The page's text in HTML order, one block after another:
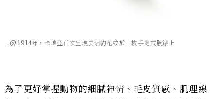
_@ 1914年，卡地亞首次呈現美洲豹花紋於一枚手鏈式腕錶上
為了更好掌握動物的細膩神情、毛皮質感、肌理線